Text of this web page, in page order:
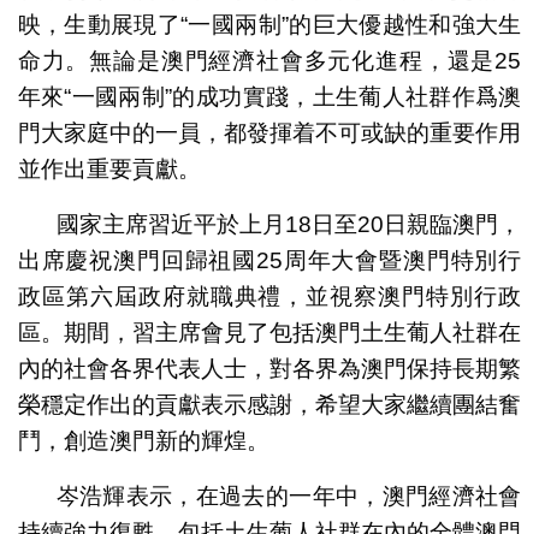
映，生動展現了“一國兩制”的巨大優越性和強大生
命力。無論是澳門經濟社會多元化進程，還是25
年來“一國兩制”的成功實踐，土生葡人社群作爲澳
門大家庭中的一員，都發揮着不可或缺的重要作用
並作出重要貢獻。
國家主席習近平於上月18日至20日親臨澳門，
出席慶祝澳門回歸祖國25周年大會暨澳門特別行
政區第六屆政府就職典禮，並視察澳門特別行政
區。期間，習主席會見了包括澳門土生葡人社群在
內的社會各界代表人士，對各界為澳門保持長期繁
榮穩定作出的貢獻表示感謝，希望大家繼續團結奮
鬥，創造澳門新的輝煌。
岑浩輝表示，在過去的一年中，澳門經濟社會